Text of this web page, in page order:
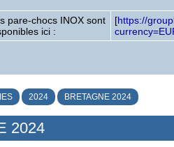
pare-chocs INOX sont
ici :
[https://
2024 BRETAGNE 2024
2024